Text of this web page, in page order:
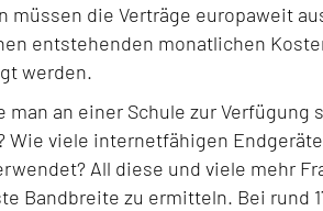
die Verträge europaweit
entstehenden monatlichen
werden.
an einer Schule zur
Wie viele internetfähigen
All diese und viele mehr
Bandbreite zu ermitteln. Bei rund